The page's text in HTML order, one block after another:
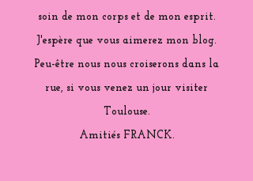
soin de mon corps et de mon esprit.
J'espère que vous aimerez mon blog.
Peu-être nous nous croiserons dans la
rue, si vous venez un jour visiter
Toulouse.
Amitiés FRANCK.